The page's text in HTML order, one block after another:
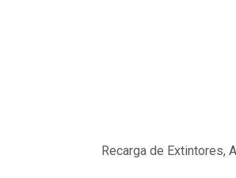
Recarga de Extintores,